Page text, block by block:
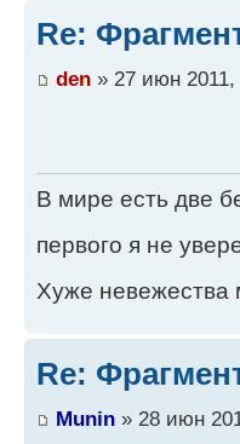
Re:
den » 27 июн 2011,
В мире есть две
первого я не
Хуже невежества
Re:
Munin » 28 июн